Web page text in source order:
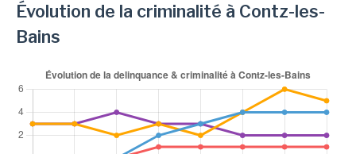
Évolution de la criminalité à Contz-les-
Bains